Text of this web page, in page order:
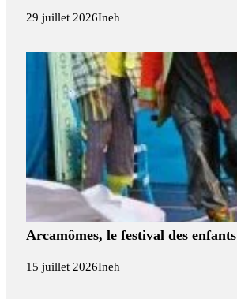
29 juillet 2026Ineh
Arcamômes, le festival des enfants
15 juillet 2026Ineh